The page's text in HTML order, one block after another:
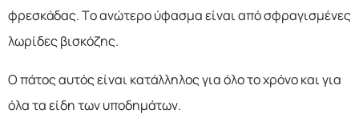
φρεσκάδας. Το ανώτερο ύφασμα είναι από σφραγισμένες
λωρίδες βισκόζης.
Ο πάτος αυτός είναι κατάλληλος για όλο το χρόνο και για
όλα τα είδη των υποδημάτων.